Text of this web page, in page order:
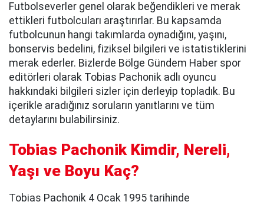
Futbolseverler genel olarak beğendikleri ve merak
ettikleri futbolcuları araştırırlar. Bu kapsamda
futbolcunun hangi takımlarda oynadığını, yaşını,
bonservis bedelini, fiziksel bilgileri ve istatistiklerini
merak ederler. Bizlerde Bölge Gündem Haber spor
editörleri olarak Tobias Pachonik adlı oyuncu
hakkındaki bilgileri sizler için derleyip topladık. Bu
içerikle aradığınız soruların yanıtlarını ve tüm
detaylarını bulabilirsiniz.
Tobias Pachonik Kimdir, Nereli,
Yaşı ve Boyu Kaç?
Tobias Pachonik 4 Ocak 1995 tarihinde